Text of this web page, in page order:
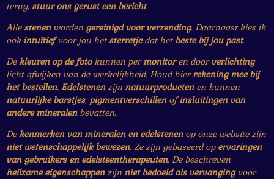
terug, stuur ons gerust een bericht.
Alle stenenworden gereinigd voor verzending. Daarnaast kies ik
ook intuïtiefvoor jou het sterretjedat het beste bij jou past.
Dekleuren op de fotokunnen permonitoren doorverlichting
licht afwijken van de werkelijkheid. Houd hierrekening mee bij
het bestellen. Edelstenenzijn natuurproductenen kunnen
natuurlijke barstjes, pigmentverschillenofinsluitingen van
andere mineralenbevatten.
Dekenmerken van mineralen en edelstenenop onze website zijn
niet wetenschappelijk bewezen. Ze zijn gebaseerd op ervaringen
van gebruikers en edelsteentherapeuten. De beschreven
heilzame eigenschappenzijn niet bedoeld als vervangingvoor